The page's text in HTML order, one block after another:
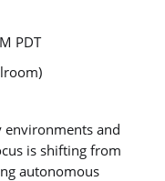
PDT
environments and
is shifting from
autonomous